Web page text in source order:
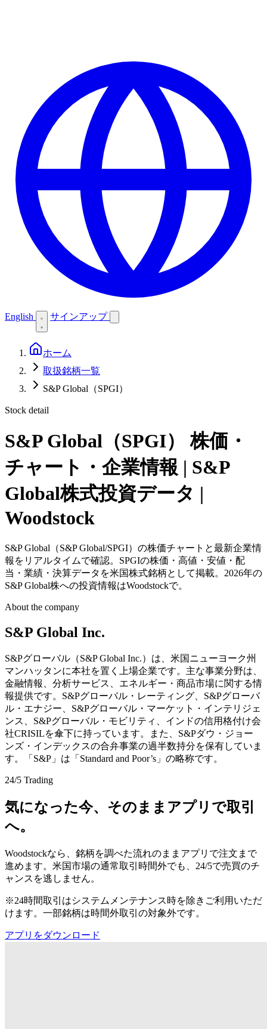
English サインアップ
ホーム
取扱銘柄一覧
S&P Global（SPGI）
Stock detail
S&P Global（SPGI）
株価・
チャート・企業情報 | S&P
Global株式投資データ |
Woodstock
S&P Global（S&P Global/SPGI）の株価チャートと最新企業情
報をリアルタイムで確認。SPGIの株価・高値・安値・配
当・業績・決算データを米国株式銘柄として掲載。2026年の
S&P Global株への投資情報はWoodstockで。
About the company
S&P Global Inc.
S&Pグローバル（S&P Global Inc.）は、米国ニューヨーク州
マンハッタンに本社を置く上場企業です。主な事業分野は、
金融情報、分析サービス、エネルギー・商品市場に関する情
報提供です。S&Pグローバル・レーティング、S&Pグローバ
ル・エナジー、S&Pグローバル・マーケット・インテリジェ
ンス、S&Pグローバル・モビリティ、インドの信用格付け会
社CRISILを傘下に持っています。また、S&Pダウ・ジョー
ンズ・インデックスの合弁事業の過半数持分を保有していま
す。「S&P」は「Standard and Poor’s」の略称です。
24/5 Trading
気になった今、そのままアプリで取引
へ。
Woodstockなら、銘柄を調べた流れのままアプリで注文まで
進めます。米国市場の通常取引時間外でも、24/5で売買のチ
ャンスを逃しません。
※24時間取引はシステムメンテナンス時を除きご利用いただ
けます。一部銘柄は時間外取引の対象外です。
アプリをダウンロード